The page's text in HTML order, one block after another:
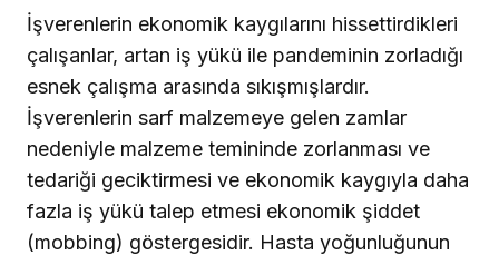
İşverenlerin ekonomik kaygılarını hissettirdikleri
çalışanlar, artan iş yükü ile pandeminin zorladığı
esnek çalışma arasında sıkışmışlardır.
İşverenlerin sarf malzemeye gelen zamlar
nedeniyle malzeme temininde zorlanması ve
tedariği geciktirmesi ve ekonomik kaygıyla daha
fazla iş yükü talep etmesi ekonomik şiddet
(mobbing) göstergesidir. Hasta yoğunluğunun